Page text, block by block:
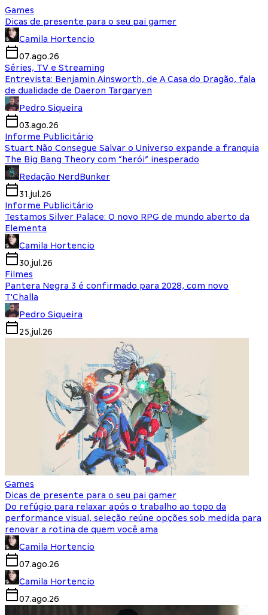
Games
Dicas de presente para o seu pai gamer
Camila Hortencio
07.ago.26
Séries, TV e Streaming
Entrevista: Benjamin Ainsworth, de A Casa do Dragão, fala
de dualidade de Daeron Targaryen
Pedro Siqueira
03.ago.26
Informe Publicitário
Stuart Não Consegue Salvar o Universo expande a franquia
The Big Bang Theory com “herói” inesperado
Redação NerdBunker
31.jul.26
Informe Publicitário
Testamos Silver Palace: O novo RPG de mundo aberto da
Elementa
Camila Hortencio
30.jul.26
Filmes
Pantera Negra 3 é confirmado para 2028, com novo
T'Challa
Pedro Siqueira
25.jul.26
Games
Dicas de presente para o seu pai gamer
Do refúgio para relaxar após o trabalho ao topo da
performance visual, seleção reúne opções sob medida para
renovar a rotina de quem você ama
Camila Hortencio
07.ago.26
Camila Hortencio
07.ago.26